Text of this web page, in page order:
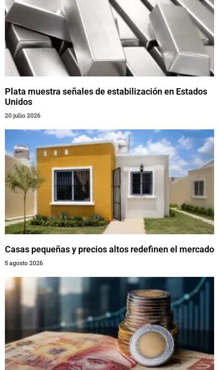
Plata muestra señales de estabilización en Estados
Unidos
20 julio 2026
Casas pequeñas y precios altos redefinen el mercado
5 agosto 2026